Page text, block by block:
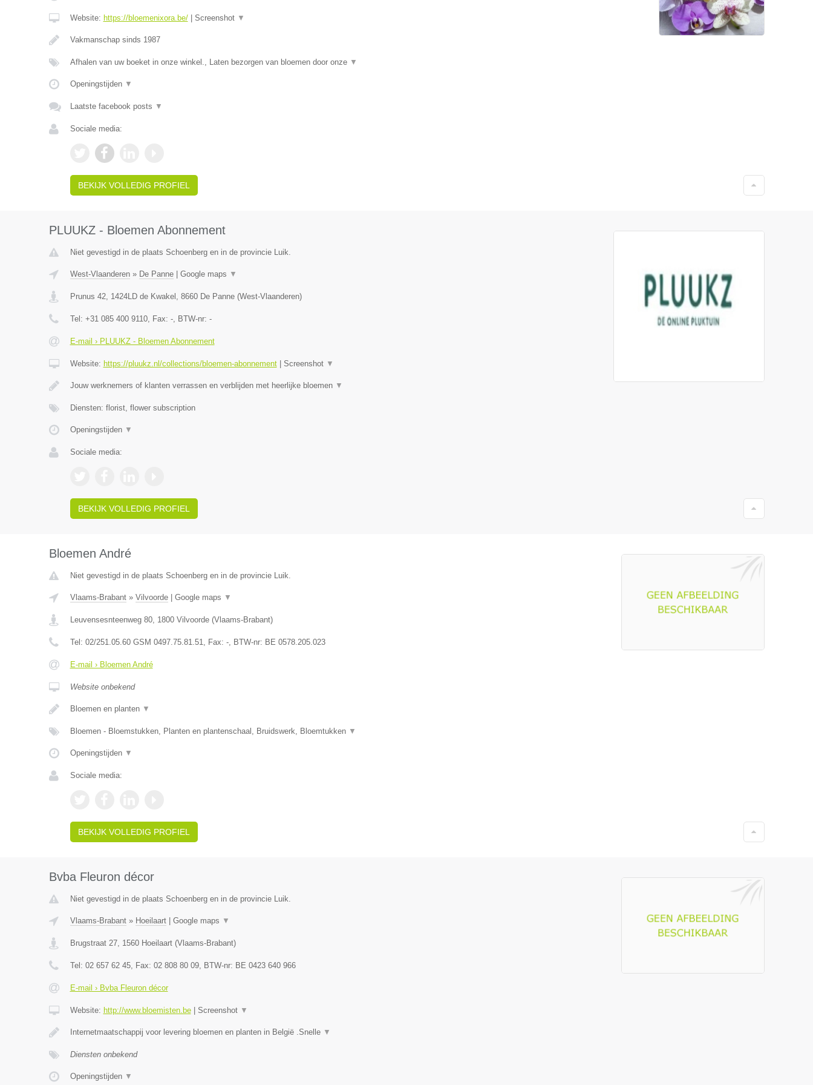
Website: https://bloemenixora.be/| Screenshot ▼
Vakmanschap sinds 1987
Afhalen van uw boeket in onze winkel., Laten bezorgen van bloemen door onze ▼
Openingstijden ▼
Laatste facebook posts ▼
Sociale media:
BEKIJK VOLLEDIG PROFIEL
PLUUKZ - Bloemen Abonnement
Niet gevestigd in de plaats Schoenberg en in de provincie Luik.
West-Vlaanderen» De Panne| Google maps ▼
Prunus 42, 1424LD de Kwakel , 8660 De Panne(West-Vlaanderen)
Tel: +31 085 400 9110, Fax: -, BTW-nr: -
E-mail › PLUUKZ - Bloemen Abonnement
Website: https://pluukz.nl/collections/bloemen-abonnement| Screenshot ▼
Jouw werknemers of klanten verrassen en verblijden met heerlijke bloemen ▼
Diensten: florist, flower subscription
Openingstijden ▼
Sociale media:
BEKIJK VOLLEDIG PROFIEL
Bloemen André
Niet gevestigd in de plaats Schoenberg en in de provincie Luik.
Vlaams-Brabant» Vilvoorde| Google maps ▼
Leuvensesnteenweg 80, 1800 Vilvoorde(Vlaams-Brabant)
Tel: 02/251.05.60 GSM 0497.75.81.51, Fax: -, BTW-nr: BE 0578.205.023
E-mail › Bloemen André
Website onbekend
Bloemen en planten ▼
Bloemen - Bloemstukken, Planten en plantenschaal, Bruidswerk, Bloemtukken ▼
Openingstijden ▼
Sociale media:
BEKIJK VOLLEDIG PROFIEL
Bvba Fleuron décor
Niet gevestigd in de plaats Schoenberg en in de provincie Luik.
Vlaams-Brabant» Hoeilaart| Google maps ▼
Brugstraat 27, 1560 Hoeilaart(Vlaams-Brabant)
Tel: 02 657 62 45, Fax: 02 808 80 09, BTW-nr: BE 0423 640 966
E-mail › Bvba Fleuron décor
Website: http://www.bloemisten.be| Screenshot ▼
Internetmaatschappij voor levering bloemen en planten in België .Snelle ▼
Diensten onbekend
Openingstijden ▼